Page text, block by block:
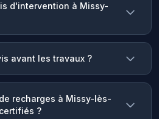
d'intervention à Missy-
avant les travaux ?
recharges à Missy-lès-
?